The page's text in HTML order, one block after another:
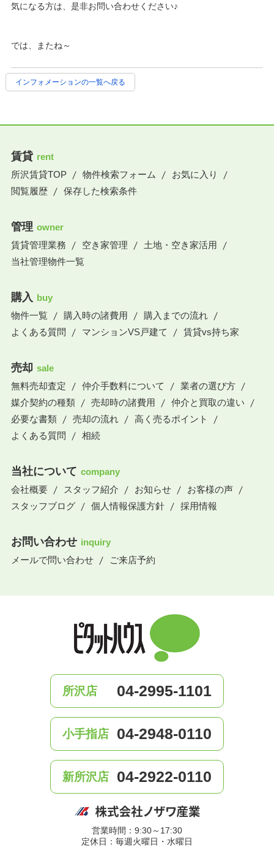
気になる方は、是非お問い合わせください♪
では、またね～
インフォメーションの一覧へ戻る
賃貸 rent
所沢賃貸TOP
物件検索フォーム
お気に入り
閲覧履歴
保存した検索条件
管理 owner
賃貸管理業務
空き家管理
土地・空き家活用
当社管理物件一覧
購入 buy
物件一覧
購入時の諸費用
購入までの流れ
よくある質問
マンションVS戸建て 賃貸vs持ち家
売却 sale
無料売却査定
仲介手数料について
業者の選び方
媒介契約の種類
売却時の諸費用
仲介と買取の違い
必要な書類
売却の流れ
高く売るポイント
よくある質問
相続
当社について company
会社概要
スタッフ紹介 お知らせ
お客様の声
スタッフブログ
個人情報保護方針 採用情報
お問い合わせ inquiry
メールで問い合わせ
ご来店予約
所沢店 04-2995-1101
小手指店 04-2948-0110
新所沢店 04-2922-0110
営業時間：9:30～17:30
定休日：毎週火曜日・水曜日